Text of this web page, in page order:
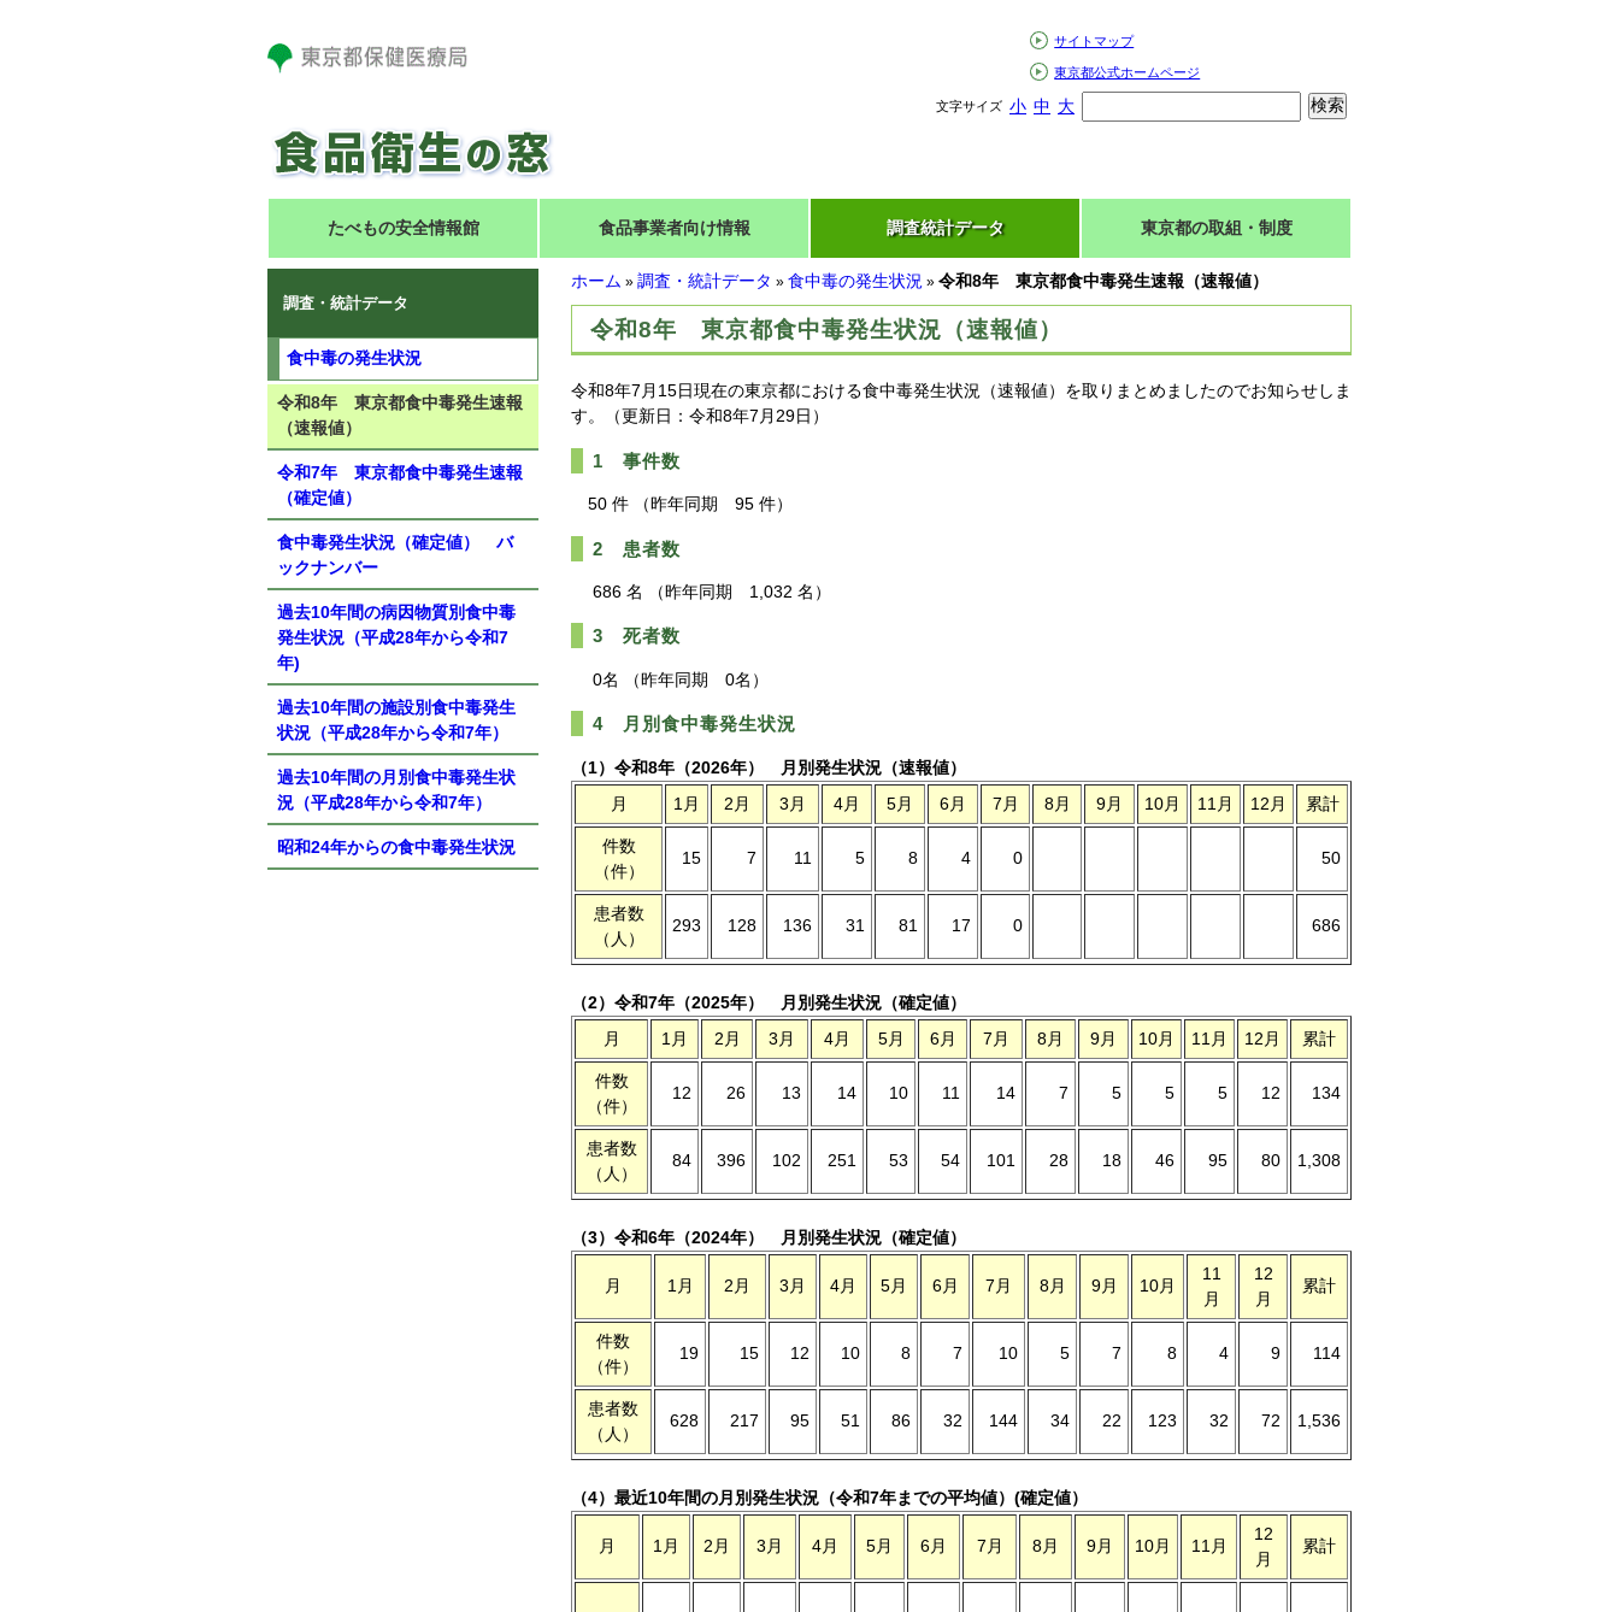
サイトマップ
東京都公式ホームページ
文字サイズ 小 中 大
たべもの安全情報館 食品事業者向け情報 調査統計データ 東京都の取組・制度
ホーム » 調査・統計データ » 食中毒の発生状況 » 令和8年 東京都食中毒発生速報（速報値）
令和8年 東京都食中毒発生状況（速報値）
令和8年7月15日現在の東京都における食中毒発生状況（速報値）を取りまとめましたのでお知らせしま
す。（更新日：令和8年7月29日）
1 事件数
50 件 （昨年同期 95 件）
2 患者数
686 名 （昨年同期 1,032 名）
3 死者数
0名 （昨年同期 0名）
4 月別食中毒発生状況
（1）令和8年（2026年） 月別発生状況（速報値）
月
1月 2月 3月 4月 5月 6月 7月 8月 9月 10月 11月 12月 累計
件数
（件）
15 7 11 5 8 4 0 50
患者数
（人）
293 128 136 31 81 17 0 686
（2）令和7年（2025年） 月別発生状況（確定値）
月
1月 2月 3月 4月 5月 6月 7月 8月 9月 10月 11月 12月 累計
件数
（件）
12 26 13 14 10 11 14 7 5 5 5 12 134
患者数
（人）
84 396 102 251 53 54 101 28 18 46 95 80 1,308
（3）令和6年（2024年） 月別発生状況（確定値）
月 1月 2月 3月 4月 5月 6月 7月 8月 9月 10月
11
月
12
月
累計
件数
（件）
19 15 12 10 8 7 10 5 7 8 4 9 114
患者数
（人）
628 217 95 51 86 32 144 34 22 123 32 72 1,536
（4）最近10年間の月別発生状況（令和7年までの平均値）(確定値）
月 1月 2月 3月 4月 5月 6月 7月 8月 9月 10月 11月
12
月
累計
調査・統計データ
食中毒の発生状況
令和8年 東京都食中毒発生速報
（速報値）
令和7年 東京都食中毒発生速報
（確定値）
食中毒発生状況（確定値） バ
ックナンバー
過去10年間の病因物質別食中毒
発生状況（平成28年から令和7
年)
過去10年間の施設別食中毒発生
状況（平成28年から令和7年）
過去10年間の月別食中毒発生状
況（平成28年から令和7年）
昭和24年からの食中毒発生状況